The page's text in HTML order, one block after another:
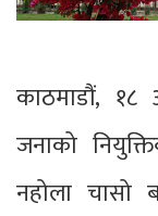
काठमाडौं,
जनाको
नहोला